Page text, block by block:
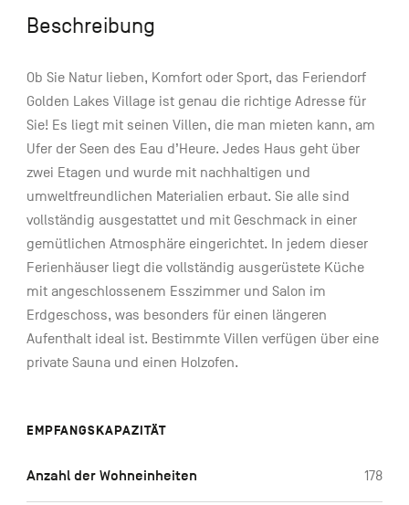
Beschreibung
Ob Sie Natur lieben, Komfort oder Sport, das Feriendorf
Golden Lakes Village ist genau die richtige Adresse für
Sie! Es liegt mit seinen Villen, die man mieten kann, am
Ufer der Seen des Eau d’Heure. Jedes Haus geht über
zwei Etagen und wurde mit nachhaltigen und
umweltfreundlichen Materialien erbaut. Sie alle sind
vollständig ausgestattet und mit Geschmack in einer
gemütlichen Atmosphäre eingerichtet. In jedem dieser
Ferienhäuser liegt die vollständig ausgerüstete Küche
mit angeschlossenem Esszimmer und Salon im
Erdgeschoss, was besonders für einen längeren
Aufenthalt ideal ist. Bestimmte Villen verfügen über eine
private Sauna und einen Holzofen.
EMPFANGSKAPAZITÄT
Anzahl der Wohneinheiten 178